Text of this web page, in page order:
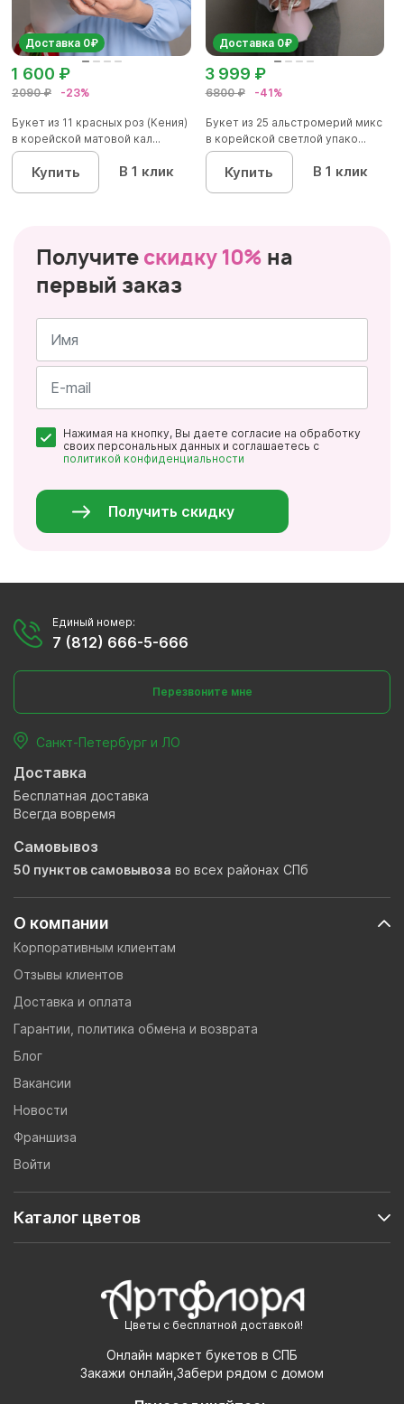
Доставка 0₽
2090 ₽ -23%
1 600 ₽
Букет из 11 красных роз (Кения)
в корейской матовой кал...
Купить В 1 клик
Доставка 0₽
6800 ₽ -41%
3 999 ₽
Букет из 25 альстромерий микс
в корейской светлой упако...
Купить В 1 клик
Получите скидку 10% на
первый заказ
Имя
*
Нажимая на кнопку, Вы даете согласие на обработку
своих персональных данных и соглашаетесь с
политикой конфиденциальности
Получить скидку
Цветы с бесплатной доставкой!
Онлайн маркет букетов в СПБ
Закажи онлайн,Забери рядом с домом
О компании
Корпоративным клиентам
Отзывы клиентов
Доставка и оплата
Гарантии, политика обмена и возврата
Блог
Вакансии
Новости
Франшиза
Войти
Каталог цветов
Единый номер:
7 (812) 666-5-666
Перезвоните мне
Санкт-Петербург и ЛО
Доставка
Бесплатная доставка
Всегда вовремя
Самовывоз
50 пунктов самовывоза во всех районах СПб